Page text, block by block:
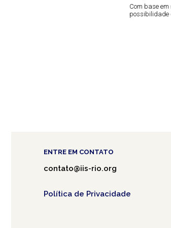
Com base
possibilidade
ENTRE EM CONTATO
contato@iis-rio.org
Política de Privacidade